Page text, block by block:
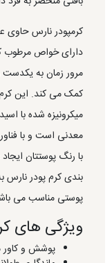
کرمپودر نارس
دارای خواص مرطوب
مرور زمان به
کمک می کند. این کرم
میکرونیزه شده با
معدنی است و با
با رنگ پوستتان
بندی کرم پودر نارس
پوستی مناسب می
ویژگی های
پوشش و کاور